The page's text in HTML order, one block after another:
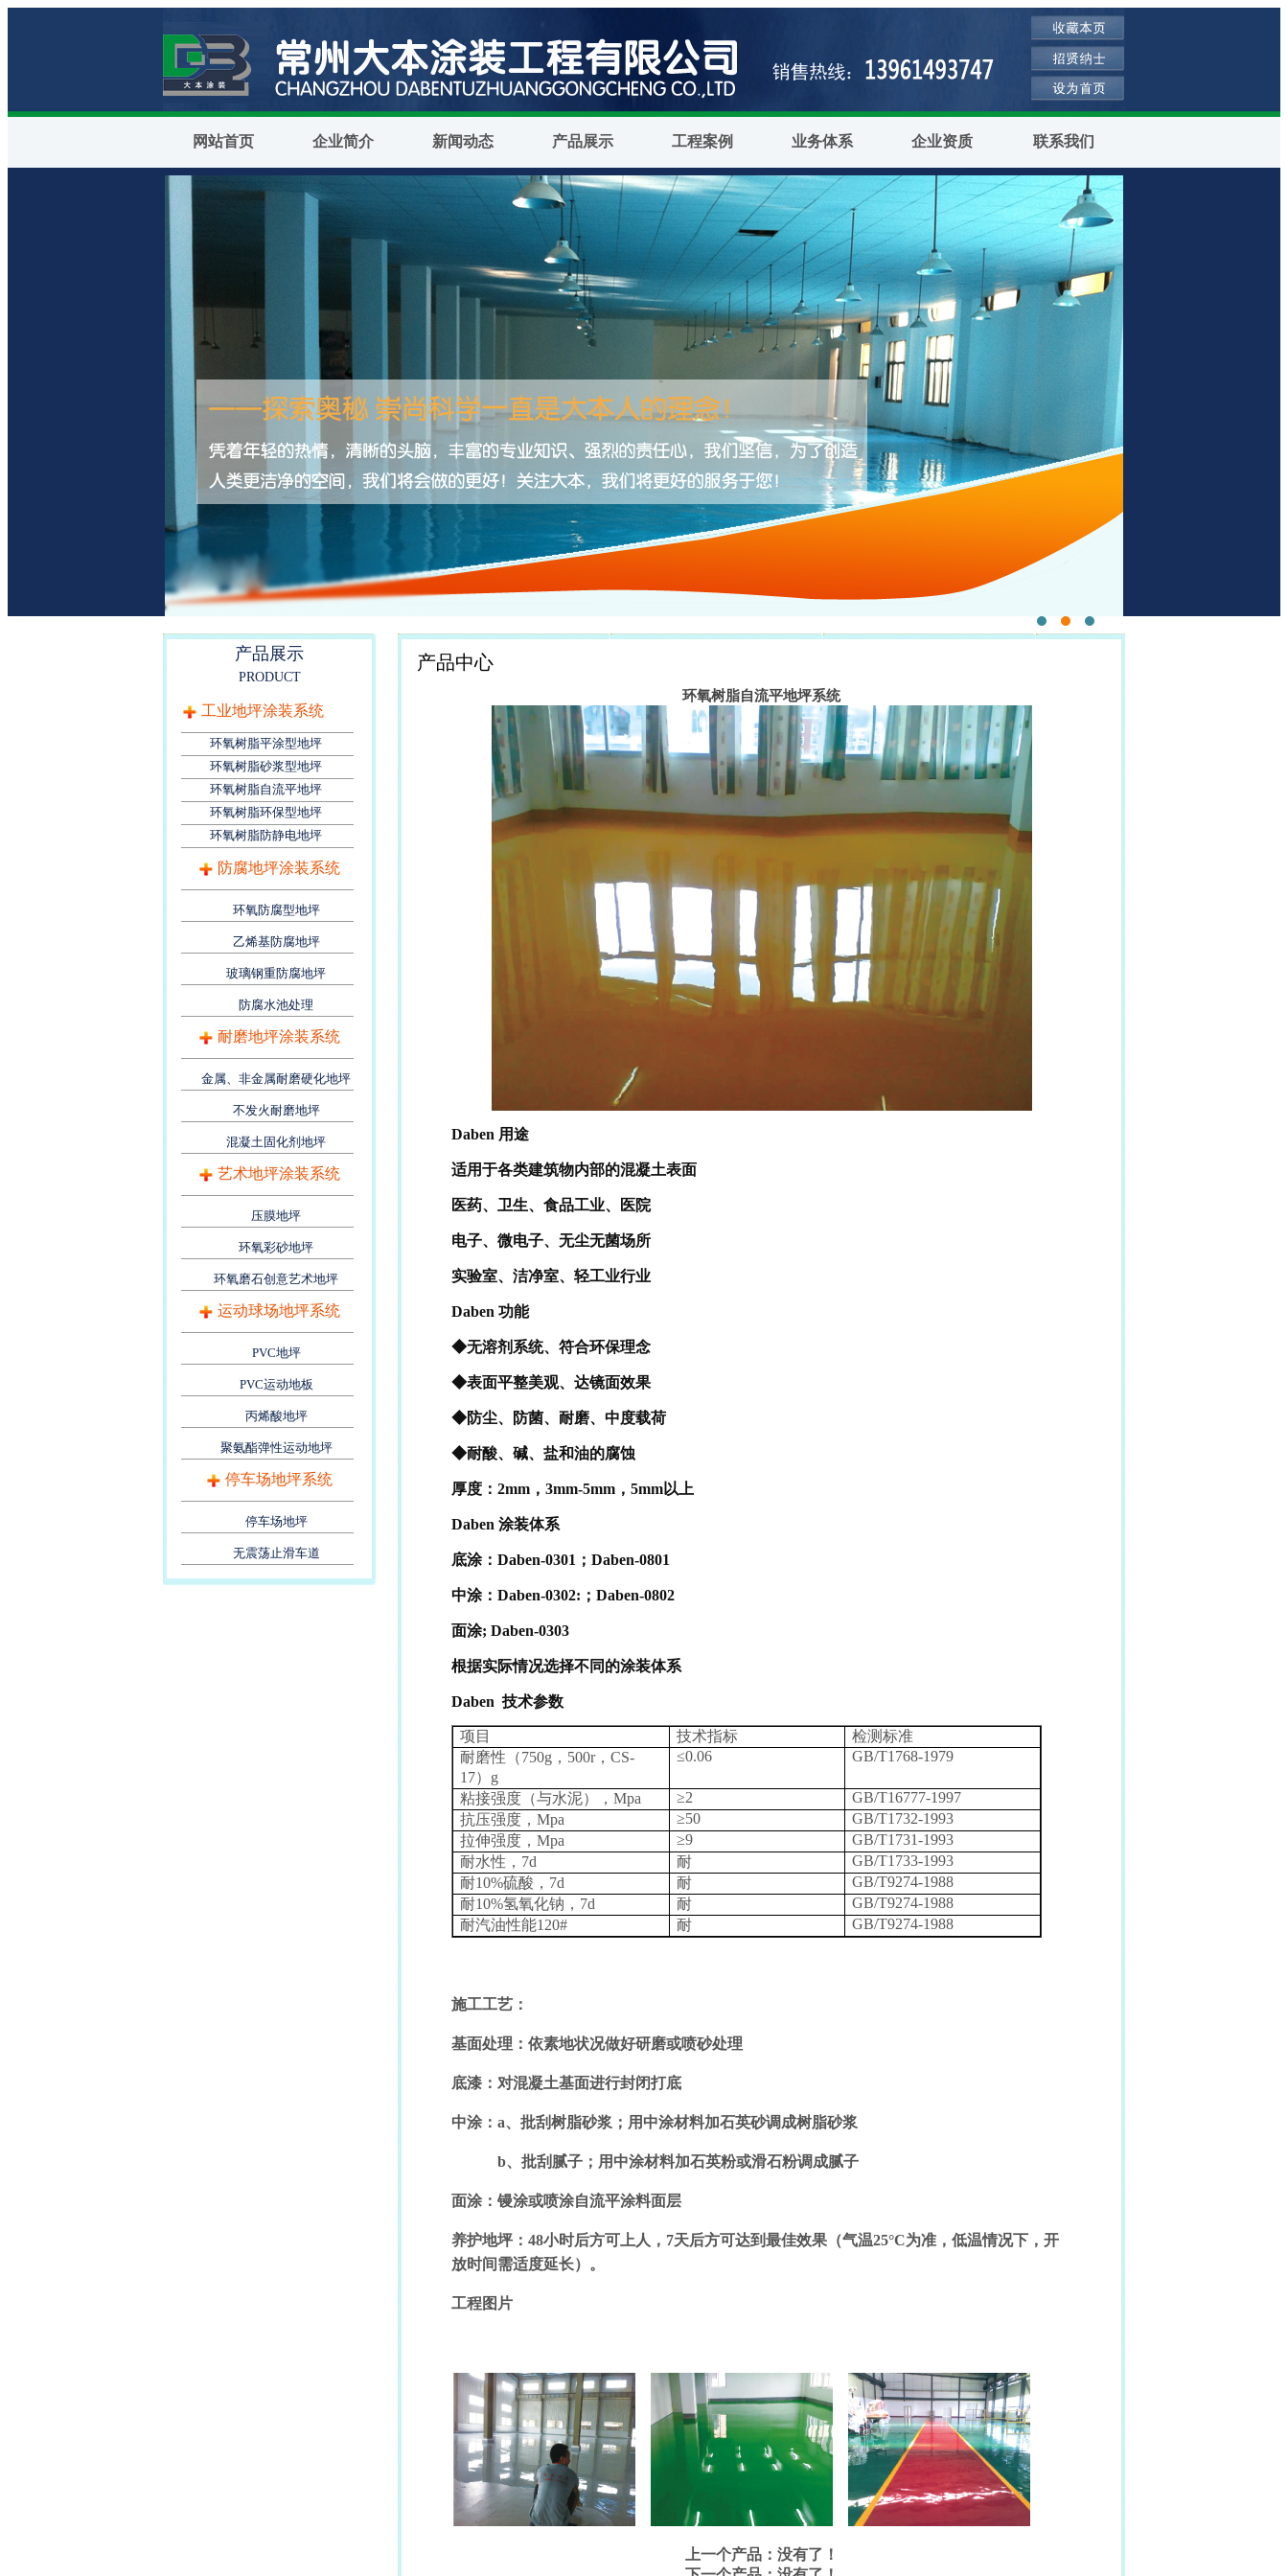
网站首页 企业简介 新闻动态 产品展示 工程案例 业务体系 企业资质 联系我们
产品展示
PRODUCT
工业地坪涂装系统
环氧树脂平涂型地坪
环氧树脂砂浆型地坪
环氧树脂自流平地坪
环氧树脂环保型地坪
环氧树脂防静电地坪
防腐地坪涂装系统
环氧防腐型地坪
乙烯基防腐地坪
玻璃钢重防腐地坪
防腐水池处理
耐磨地坪涂装系统
金属、非金属耐磨硬化地坪
不发火耐磨地坪
混凝土固化剂地坪
艺术地坪涂装系统
压膜地坪
环氧彩砂地坪
环氧磨石创意艺术地坪
运动球场地坪系统
PVC地坪
PVC运动地板
丙烯酸地坪
聚氨酯弹性运动地坪
停车场地坪系统
停车场地坪
无震荡止滑车道
产品中心
环氧树脂自流平地坪系统
Daben 用途
适用于各类建筑物内部的混凝土表面
医药、卫生、食品工业、医院
电子、微电子、无尘无菌场所
实验室、洁净室、轻工业行业
Daben 功能
◆无溶剂系统、符合环保理念
◆表面平整美观、达镜面效果
◆防尘、防菌、耐磨、中度载荷
◆耐酸、碱、盐和油的腐蚀
厚度： 2mm， 3mm-5mm， 5mm以上
Daben 涂装体系
底涂： Daben-0301 ； Daben-0801
中涂： Daben-0302: ； Daben-0802
面涂; Daben-0303
根据实际情况选择不同的涂装体系
Daben 技术参数
项目 技术指标
检测标准
耐磨性（750g， 500r， CS-
17） g
≤0.06 GB/T1768-1979
粘接强度（与水泥）， Mpa ≥2
GB/T16777-1997
抗压强度， Mpa ≥50
GB/T1732-1993
拉伸强度， Mpa ≥9
GB/T1731-1993
耐水性， 7d 耐
GB/T1733-1993
耐10%硫酸， 7d 耐
GB/T9274-1988
耐10%氢氧化钠， 7d 耐
GB/T9274-1988
耐汽油性能120# 耐 GB/T9274-1988
施工工艺：
基面处理：依素地状况做好研磨或喷砂处理
底漆：对混凝土基面进行封闭打底
中涂： a、批刮树脂砂浆；用中涂材料加石英砂调成树脂砂浆
b、批刮腻子；用中涂材料加石英粉或滑石粉调成腻子
面涂：镘涂或喷涂自流平涂料面层
养护地坪： 48小时后方可上人， 7天后方可达到最佳效果（气温25°C为准，低温情况下，开
放时间需适度延长）。
工程图片
上一个产品：没有了！